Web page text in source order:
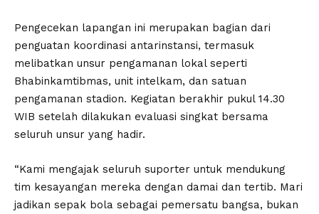
Pengecekan lapangan ini merupakan bagian dari
penguatan koordinasi antarinstansi, termasuk
melibatkan unsur pengamanan lokal seperti
Bhabinkamtibmas, unit intelkam, dan satuan
pengamanan stadion. Kegiatan berakhir pukul 14.30
WIB setelah dilakukan evaluasi singkat bersama
seluruh unsur yang hadir.
“Kami mengajak seluruh suporter untuk mendukung
tim kesayangan mereka dengan damai dan tertib. Mari
jadikan sepak bola sebagai pemersatu bangsa, bukan